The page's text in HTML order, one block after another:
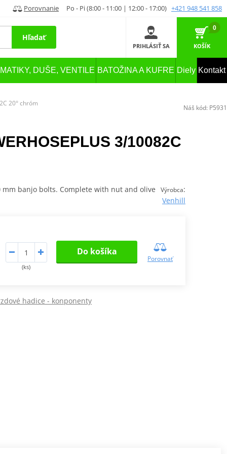
Porovnanie Po - Pi (8:00 - 11:00 | 12:00 - 17:00) +421 948 541 858
Hľadať
PRIHLÁSIŤ SA
0
KOŠÍK
DUŠE, VENTILE BATOŽINA A KUFRE Diely Kontakt
20° chróm
3/10082C
Výrobca:
Venhill
mm banjo bolts. Complete with nut and olive
(ks)
Do košíka
Porovnať
hadice - konponenty
Náš kód: P5931